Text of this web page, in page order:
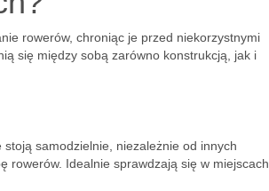
rowerów, chroniąc je przed niekorzystnymi
się między sobą zarówno konstrukcją, jak i
samodzielnie, niezależnie od innych
rowerów. Idealnie sprawdzają się w miejscach,